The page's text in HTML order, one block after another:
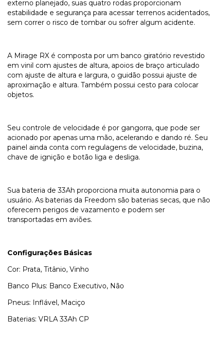
externo planejado, suas quatro rodas proporcionam
estabilidade e segurança para acessar terrenos acidentados,
sem correr o risco de tombar ou sofrer algum acidente.
A Mirage RX é composta por um banco giratório revestido
em vinil com ajustes de altura, apoios de braço articulado
com ajuste de altura e largura, o guidão possui ajuste de
aproximação e altura. Também possui cesto para colocar
objetos.
Seu controle de velocidade é por gangorra, que pode ser
acionado por apenas uma mão, acelerando e dando ré. Seu
painel ainda conta com regulagens de velocidade, buzina,
chave de ignição e botão liga e desliga.
Sua bateria de 33Ah proporciona muita autonomia para o
usuário. As baterias da Freedom são baterias secas, que não
oferecem perigos de vazamento e podem ser
transportadas em aviões.
Configurações Básicas
Cor: Prata, Titânio, Vinho
Banco Plus: Banco Executivo, Não
Pneus: Inflável, Maciço
Baterias: VRLA 33Ah CP